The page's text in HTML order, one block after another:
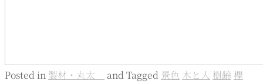
Posted in 製材・丸太 andTagged 景色 木と人 樹齢 欅